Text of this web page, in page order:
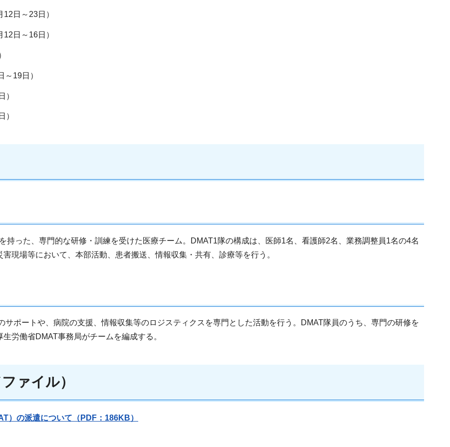
日～23日）
日～16日）
19日）
）
）
持った、専門的な研修・訓練を受けた医療チーム。DMAT1隊の構成は、医師1名、看護師2名、業務調整員1名の4名
現場等において、本部活動、患者搬送、情報収集・共有、診療等を行う。
ポートや、病院の支援、情報収集等のロジスティクスを専門とした活動を行う。DMAT隊員のうち、専門の研修を
労働省DMAT事務局がチームを編成する。
ァイル）
）の派遣について（PDF：186KB）